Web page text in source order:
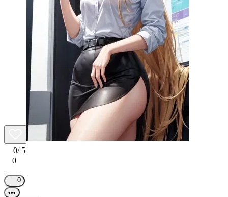
0/ 5
0
|
0
•••